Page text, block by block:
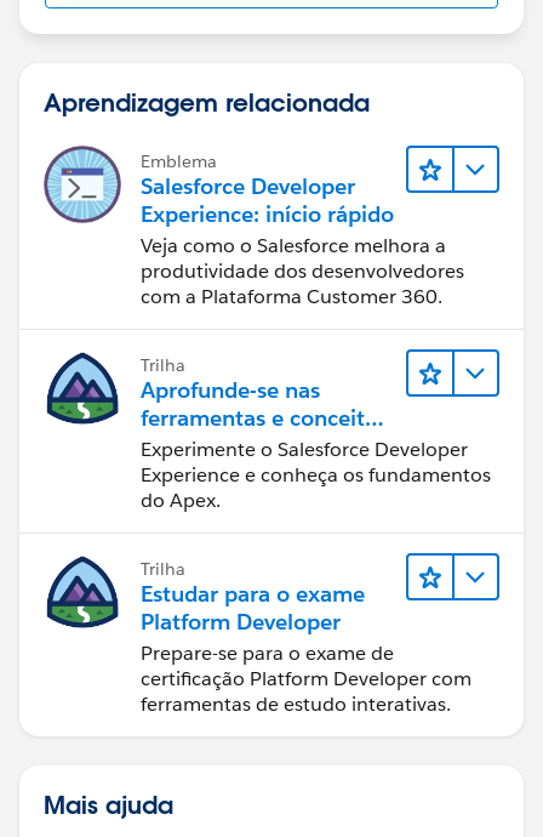
Aprendizagem relacionada
Emblema
Salesforce Developer
Experience: início rápido
Veja como o Salesforce melhora a
produtividade dos desenvolvedores
com a Plataforma Customer 360.
Trilha
Aprofunde-se nas
ferramentas e conceitos
de desenvolvimento do
Salesforce
Experimente o Salesforce Developer
Experience e conheça os fundamentos
do Apex.
Trilha
Estudar para o exame
Platform Developer
Prepare-se para o exame de
certificação Platform Developer com
ferramentas de estudo interativas.
Mais ajuda